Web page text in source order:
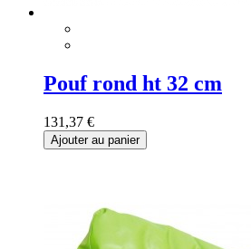
Pouf rond ht 32 cm
131,37 €
Ajouter au panier